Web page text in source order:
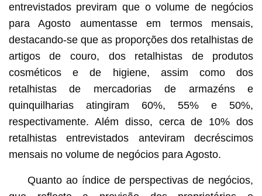
entrevistados previram que o volume de negócios
para Agosto aumentasse em termos mensais,
destacando-se que as proporções dos retalhistas de
artigos de couro, dos retalhistas de produtos
cosméticos e de higiene, assim como dos
retalhistas de mercadorias de armazéns e
quinquilharias atingiram 60%, 55% e 50%,
respectivamente. Além disso, cerca de 10% dos
retalhistas entrevistados anteviram decréscimos
mensais no volume de negócios para Agosto.
Quanto ao índice de perspectivas de negócios,